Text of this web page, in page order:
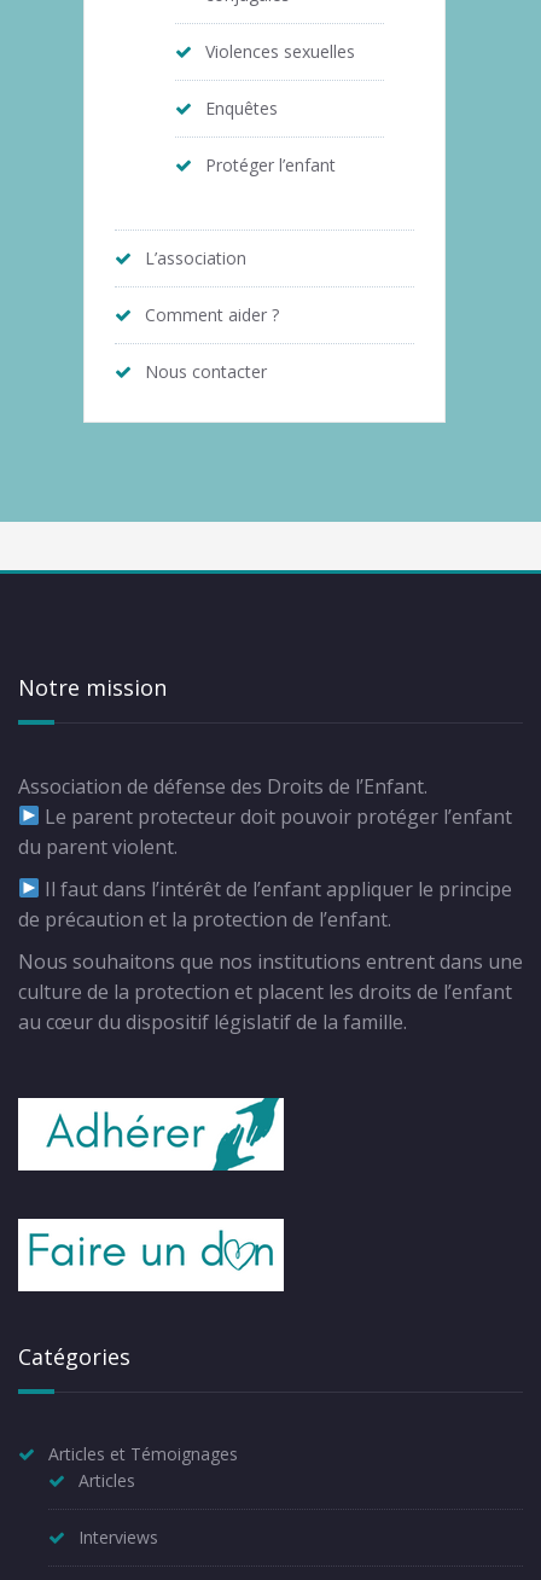
Violences sexuelles
Enquêtes
Protéger l’enfant
L’association
Comment aider ?
Nous contacter
Notre mission
Association de défense des Droits de l’Enfant.
Le parent protecteur doit pouvoir protéger l’enfant
du parent violent.
Il faut dans l’intérêt de l’enfant appliquer le principe
de précaution et la protection de l’enfant.
Nous souhaitons que nos institutions entrent dans une
culture de la protection et placent les droits de l’enfant
au cœur du dispositif législatif de la famille.
Catégories
Articles et Témoignages
Articles
Interviews